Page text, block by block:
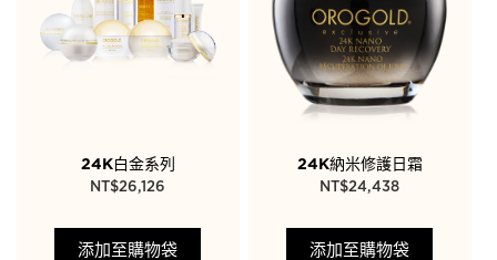
24K白金系列
NT$26,126
添加至購物袋
24K納米修護日霜
NT$24,438
添加至購物袋